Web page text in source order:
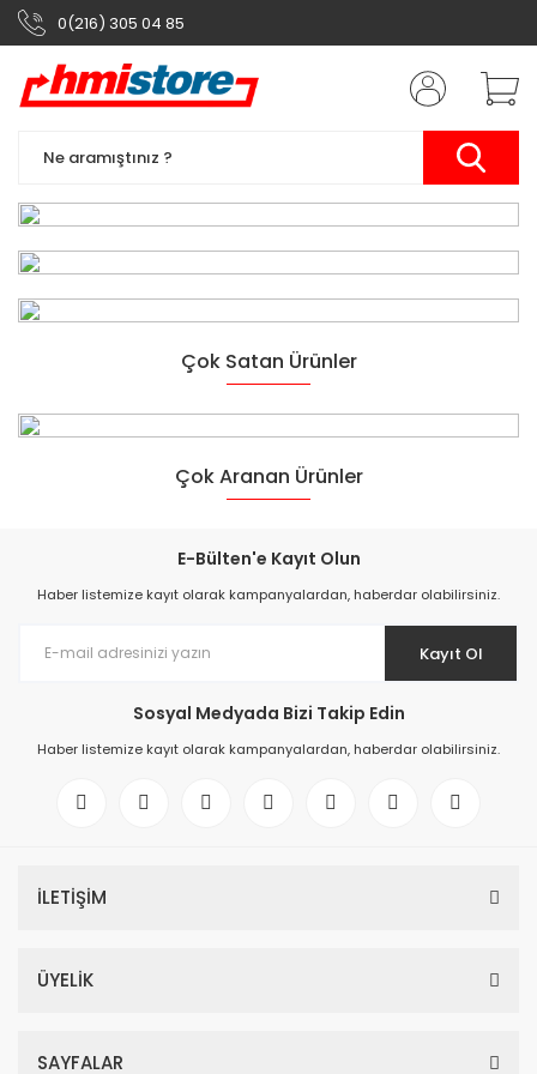
0(216) 305 04 85
Siemens Otomasyon
Ürünleri
Çok Satan Ürünler
6ES7521-1BL00-0AB0 SIMATIC S7-1500, digital input module DI 32x24
Çok Aranan Ürünler
E-Bülten'e Kayıt Olun
Haber listemize kayıt olarak kampanyalardan, haberdar olabilirsiniz.
Kayıt Ol
Sosyal Medyada Bizi Takip Edin
Haber listemize kayıt olarak kampanyalardan, haberdar olabilirsiniz.
İLETİŞİM
ÜYELİK
SAYFALAR